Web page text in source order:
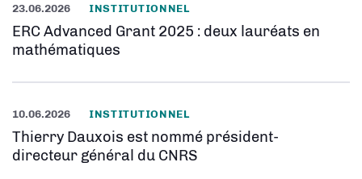
23.06.2026 INSTITUTIONNEL
ERC Advanced Grant 2025 : deux lauréats en
mathématiques
10.06.2026 INSTITUTIONNEL
Thierry Dauxois est nommé président-
directeur général du CNRS